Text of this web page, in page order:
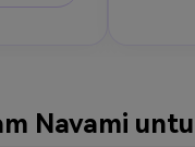
Navami